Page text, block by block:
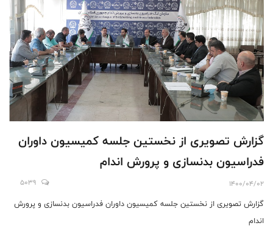
گزارش تصویری از نخستین جلسه کمیسیون داوران
فدراسیون بدنسازی و پرورش اندام
1400/04/02
5039
گزارش تصویری از نخستین جلسه کمیسیون داوران فدراسیون بدنسازی و پرورش
اندام